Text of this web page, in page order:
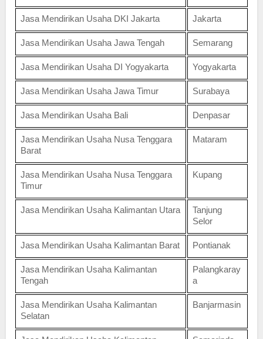
Jasa Mendirikan Usaha DKI Jakarta Jakarta
Jasa Mendirikan Usaha Jawa Tengah Semarang
Jasa Mendirikan Usaha DI Yogyakarta Yogyakarta
Jasa Mendirikan Usaha Jawa Timur Surabaya
Jasa Mendirikan Usaha Bali Denpasar
Jasa Mendirikan Usaha Nusa Tenggara
Barat
Mataram
Jasa Mendirikan Usaha Nusa Tenggara
Timur
Kupang
Jasa Mendirikan Usaha Kalimantan Utara
Tanjung
Selor
Jasa Mendirikan Usaha Kalimantan Barat Pontianak
Jasa Mendirikan Usaha Kalimantan
Tengah
Palangkaray
a
Jasa Mendirikan Usaha Kalimantan
Selatan
Banjarmasin